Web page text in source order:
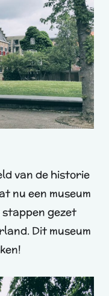
van de historie
nu een museum
gezet
Dit museum